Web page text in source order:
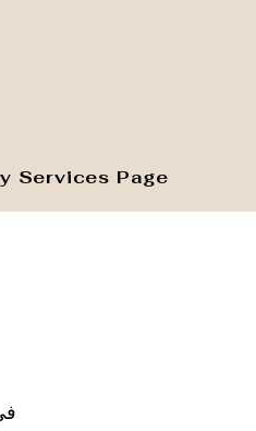
Services Page